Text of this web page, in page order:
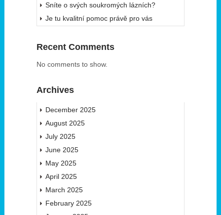
Sníte o svých soukromých lázních?
Je tu kvalitní pomoc právě pro vás
Recent Comments
No comments to show.
Archives
December 2025
August 2025
July 2025
June 2025
May 2025
April 2025
March 2025
February 2025